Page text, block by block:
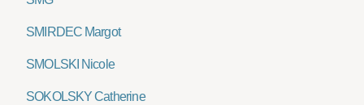
SMIRDEC Margot
SMOLSKI Nicole
SOKOLSKY Catherine